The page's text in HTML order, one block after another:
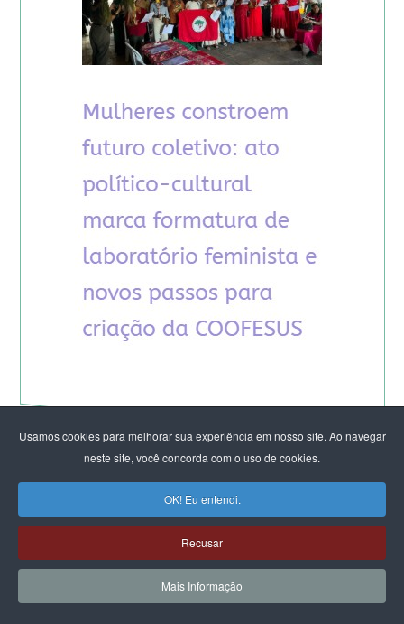
Usamos cookies para melhorar sua experiência em nosso site. Ao navegar
neste site, você concorda com o uso de cookies.
OK! Eu entendi.
Recusar
Mais Informação
ARTIGOS DO CFEMEA
Rodas de mulheres que florescem no cerrado:
Cultivando territórios de luta, cuidado e
sustentação da vida diante das crises